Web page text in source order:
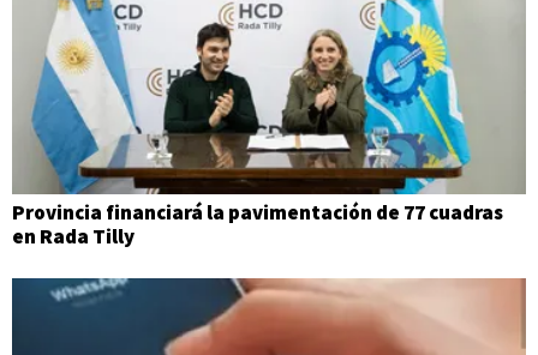
Provincia financiará la pavimentación de 77 cuadras
en Rada Tilly